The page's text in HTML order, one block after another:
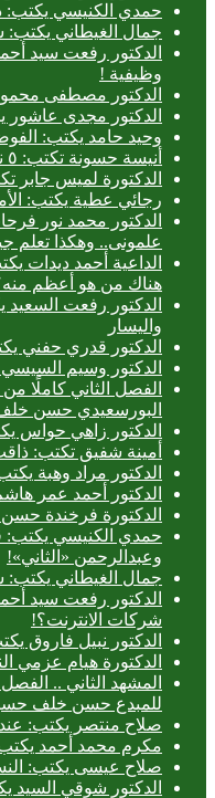
حمدي الكنيسي يكتب: د.
جمال الغيطاني
الدكتور رفعت سيد
وظيفية !
الدكتور مصطفى
الدكتور مجدى عاشور
وحيد حامد يكتب:
أنيسة حسونة تكتب: ٥ نقط «مزايدة» بسْ يا عم صالح!
الدكتورة لميس جابر
رجائي عطية يكتب:
الدكتور محمد نور
علمونى.. وهكذا تعلم
الداعية أحمد ديدات
هناك من هو أعظم
الدكتور رفعت السعيد
واليسار
الدكتور قدري حفني
الدكتور وسيم
الفصل الثاني كاملًا
البورسعيدي حسن
الدكتور زاهي حواس
أمينة شفيق تكتب:
الدكتور مراد وهبة
الدكتور أحمد عمر
الدكتورة فرخندة حسن
حمدي الكنيسي يكتب:
وعبدالرحمن «الثاني»!
جمال الغيطاني
الدكتور رفعت سيد
شركات الانترنت؟!
الدكتور نبيل فاروق
الدكتورة هيام عزمي
المشهد الثاني ..
للمبدع حسن خلف
صلاح منتصر يكتب:
مكرم محمد أحمد
صلاح عيسى يكتب:
الدكتور شوقي السيد